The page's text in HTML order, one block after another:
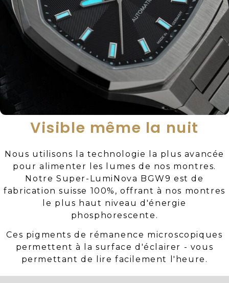
Visible même la nuit
Nous utilisons la technologie la plus avancée
pour alimenter les lumes de nos montres.
Notre Super-LumiNova BGW9 est de
fabrication suisse 100%, offrant à nos montres
le plus haut niveau d'énergie
phosphorescente.
Ces pigments de rémanence microscopiques
permettent à la surface d'éclairer - vous
permettant de lire facilement l'heure.